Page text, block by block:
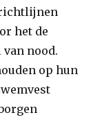
het de
nood.
op hun